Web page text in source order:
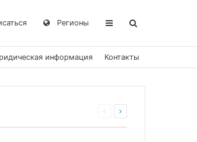
Регионы
информация Контакты